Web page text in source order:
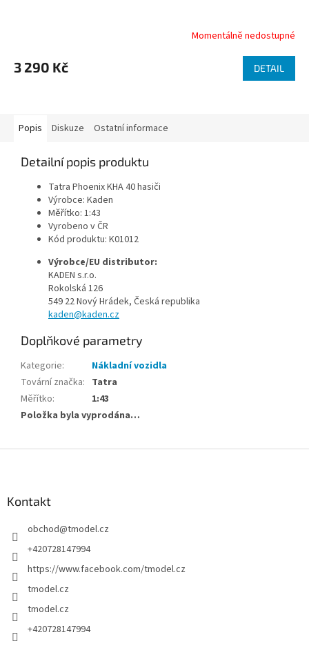
R
M
A
Momentálně nedostupné
3 290 Kč DETAIL
Popis Diskuze Ostatní informace
Detailní popis produktu
Tatra Phoenix KHA 40 hasiči
Výrobce: Kaden
Měřítko: 1:43
Vyrobeno v ČR
Kód produktu: K01012
Výrobce/EU distributor:
KADEN s.r.o.
Rokolská 126
549 22 Nový Hrádek, Česká republika
kaden@kaden.cz
Doplňkové parametry
Kategorie:
Nákladní vozidla
Tovární značka: Tatra
Měřítko:
1:43
Položka byla vyprodána…
Kontakt
obchod@tmodel.cz
+420728147994
https://www.facebook.com/tmodel.cz
tmodel.cz
tmodel.cz
+420728147994